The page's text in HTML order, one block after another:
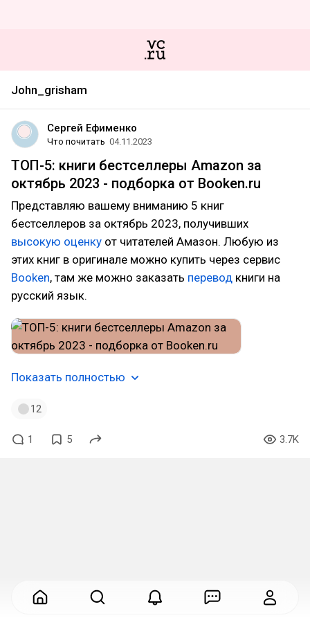
John_grisham
Сергей Ефименко
Что почитать 04.11.2023
ТОП-5: книги бестселлеры Amazon за
октябрь 2023 - подборка от Booken.ru
Представляю вашему вниманию 5 книг
бестселлеров за октябрь 2023, получивших
высокую оценку от читателей Амазон. Любую из
этих книг в оригинале можно купить через сервис
Booken, там же можно заказать перевод книги на
русский язык.
Показать полностью
12
1 5 3.7K